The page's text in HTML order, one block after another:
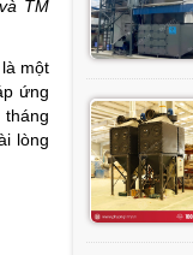
TM
một
ứng
tháng
lòng